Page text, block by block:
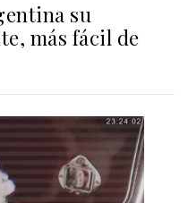
su
más fácil de